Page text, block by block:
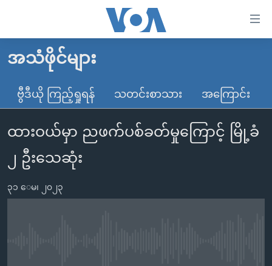
လွယ်ကူ
သည့်
များ
သို့
မူလစာမျက်နှာ
မြန်မာ
ကမ္ဘာ့သတင်းများ
နိုင်ငံတကာ
အမေရိကန်
အစ္စရေး-ပါလက်စတိုင်း
ဗွီဒီယို
သတင်းလွတ်လပ်ခွင့်
ရပ်ဝန်းတခု လမ်းတခု အလွန်
အင်္ဂလိပ်စာလေ့လာမယ်
အသံဖိုင်များ
ဗွီဒီယို ကြည့်ရှုရန် သတင်းစာသား အကြောင်း
ထားဝယ်မှာ ညဖက်ပစ်ခတ်မှုကြောင့် မြို့ခံ
၂ ဦးသေဆုံး
၃၁ ေမ၊ ၂၀၂၃